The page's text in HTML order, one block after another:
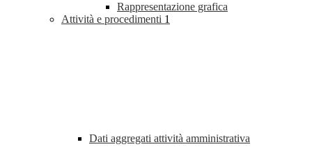
Rappresentazione grafica
Attività e procedimenti 1
Dati aggregati attività amministrativa